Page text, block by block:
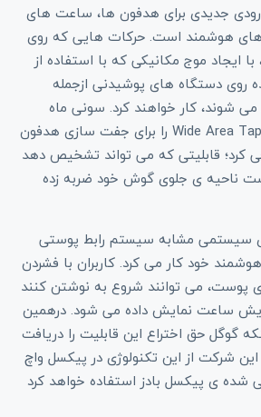
جدیدی برای هدفون ها، ساعت های
هوشمند است. حرکات هایی که روی
ایجاد موج مکانیکی که با استفاده از
روی دستگاه های پوشیدنی ازجمله
شوند، کار خواهند کرد. سونی ماه
گذشته قابلیتی به نام Wide Area Tap را برای جفت سازی هدفون
کرد؛ قابلیتی که می تواند تشخیص دهد
ناحیه ی جلوی گوش خود ضربه زده
در سال ۲۰۱۸ روی سیستمی مشابه سیستم رابط پوستی
خود کار می کرد. کاربران با فشردن
پوست، می توانند شروع به نوشتن کنند
ساعت نمایش داده می شود. درهمین
گوگل حق اختراع این قابلیت را دریافت
این شرکت از این تکنولوژی در پیکسل واچ
شده ی پیکسل بادز استفاده خواهد کرد